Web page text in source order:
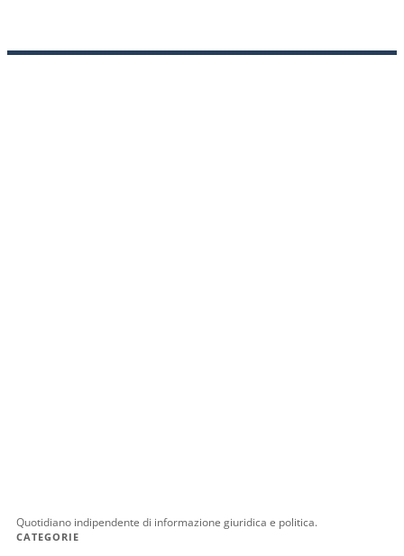
Quotidiano indipendente di informazione giuridica e politica.
CATEGORIE